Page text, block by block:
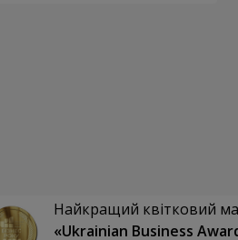
Найкращий квітковий
«Ukrainian Business